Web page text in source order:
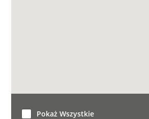
Pokaż Wszystkie